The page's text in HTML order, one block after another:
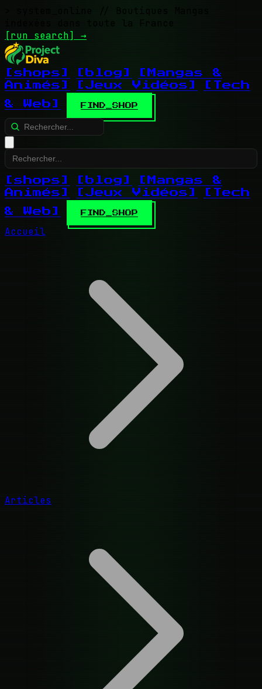
// Boutiques Mangas
indexées dans toute la France
[run search] →
[shops] [blog]
[Mangas &
Animés]
[Jeux Vidéos]
[Tech
& Web]
FIND_SHOP
[shops] [blog]
[Mangas &
Animés]
[Jeux Vidéos]
[Tech
& Web]
FIND_SHOP
Accueil
Articles